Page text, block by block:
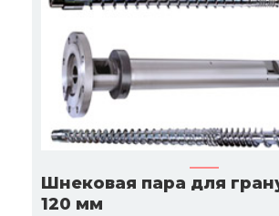
Шнековая пара для
120 мм